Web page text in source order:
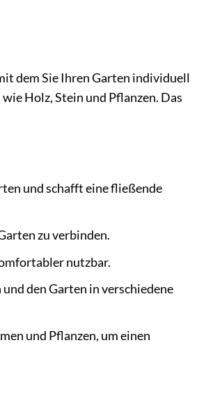
dem Sie Ihren Garten individuell
Holz, Stein und Pflanzen. Das
und schafft eine fließende
zu verbinden.
nutzbar.
den Garten in verschiedene
und Pflanzen, um einen